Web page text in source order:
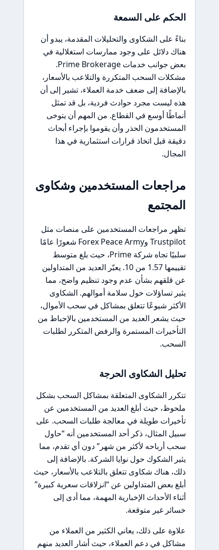
الحكم على السمعة
بناءً على الشكاوى والتحليلات المقدمة، يبدو أن
هناك دلائل على وجود ممارسات استغلالية في
بعض جوانب خدمات Prime Brokerage.
مشكلات السحب المتكررة والتلاعب بالأسعار،
بالإضافة إلى ضعف خدمة العملاء، تشير إلى أن
هذه ليست مجرد حوادث فردية، بل قد تمثل
أنماطًا أوسع في القطاع. من المهم أن يتوخى
المستخدمون الحذر وأن يقوموا بإجراء أبحاث
دقيقة قبل اتخاذ قرارات استثمارية في هذا
المجال.
مراجعات المستخدمين وشكاوى
المجتمع
تظهر مراجعات المستخدمين على منصات مثل
Trustpilot وForex Peace Army شعورًا عامًا
سلبيًا تجاه شركة Prime، حيث بلغ متوسط
تقييمها 1.57 من 10. يعبّر العديد من المتداولين
عن قلقهم بشأن عدم وجود تنظيم واضح، مما
يثير تساؤلات حول سلامة أموالهم. الشكاوى
الأكثر شيوعًا تتعلق بمشاكل في سحب الأموال،
حيث يشعر العديد من المستخدمين بالإحباط من
التأخيرات المستمرة والرفض المتكرر لطلبات
السحب.
تحليل الشكاوى الحرجة
تتكرر الشكاوى المتعلقة بمشاكل السحب بشكل
ملحوظ، حيث أبلغ العديد من المستخدمين عن
تأخيرات طويلة في معالجة طلبات السحب. على
سبيل المثال، ذكر أحد المستخدمين أنه “حاول
سحب أرباحه لأكثر من شهر” دون أي تقدم، مما
يثير الشكوك حول نوايا الشركة. بالإضافة إلى
ذلك، هناك شكاوى تتعلق بالتلاعب بالأسعار، حيث
أبلغ بعض المتداولين عن “انزلاقات سعرية كبيرة”
أثناء الأحداث الإخبارية المهمة، مما أدى إلى
خسائر غير متوقعة.
علاوة على ذلك، يعاني الكثير من العملاء من
مشاكل في دعم العملاء، حيث أشار العديد منهم